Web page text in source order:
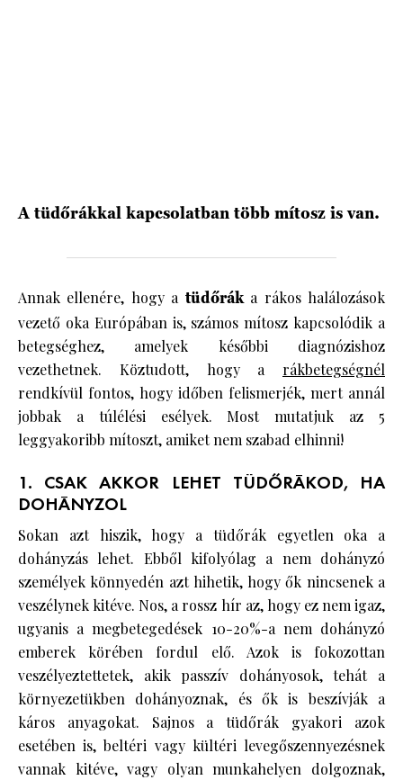
A tüdőrákkal kapcsolatban több mítosz is van.
Annak ellenére, hogy a tüdőráka rákos halálozások
vezető oka Európában is, számos mítosz kapcsolódik a
betegséghez, amelyek későbbi diagnózishoz
vezethetnek. Köztudott, hogy a rákbetegségnél
rendkívül fontos, hogy időben felismerjék, mert annál
jobbak a túlélési esélyek. Most mutatjuk az 5
leggyakoribb mítoszt, amiket nem szabad elhinni!
1. CSAK AKKOR LEHET TÜDŐRÁKOD, HA
DOHÁNYZOL
Sokan azt hiszik, hogy a tüdőrák egyetlen oka a
dohányzás lehet. Ebből kifolyólag a nem dohányzó
személyek könnyedén azt hihetik, hogy ők nincsenek a
veszélynek kitéve. Nos, a rossz hír az, hogy ez nem igaz,
ugyanis a megbetegedések 10-20%-a nem dohányzó
emberek körében fordul elő. Azok is fokozottan
veszélyeztettetek, akik passzív dohányosok, tehát a
környezetükben dohányoznak, és ők is beszívják a
káros anyagokat. Sajnos a tüdőrák gyakori azok
esetében is, beltéri vagy kültéri levegőszennyezésnek
vannak kitéve, vagy olyan munkahelyen dolgoznak,